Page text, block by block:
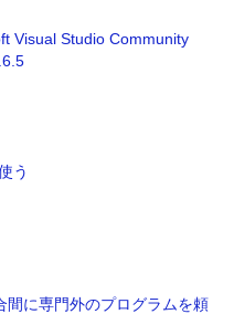
Visual Studio Community
う
間に専門外のプログラムを頼